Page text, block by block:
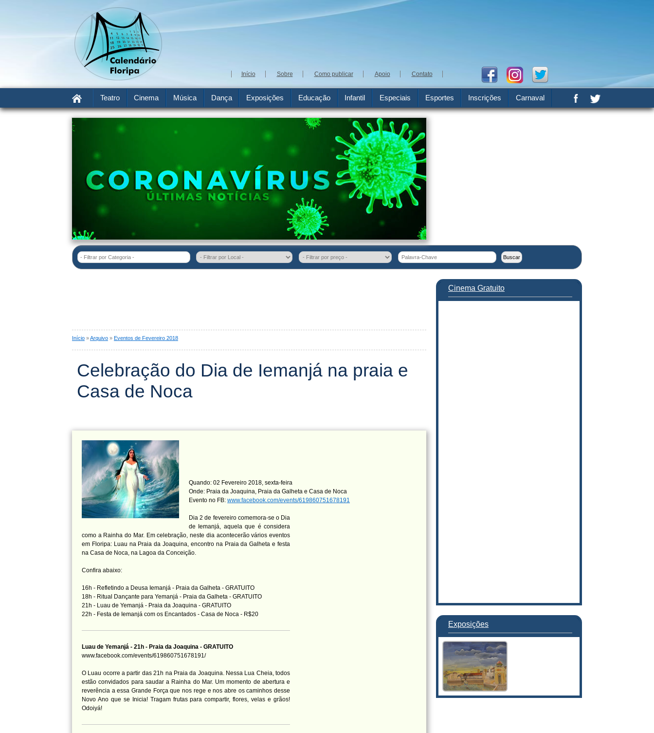
Início Sobre Como publicar Apoio Contato
Teatro Cinema Música Dança Exposições Educação Infantil Especiais Esportes Inscrições Carnaval
- Filtrar por Categoria -
Início »Arquivo » Eventos de Fevereiro 2018
Celebração do Dia de Iemanjá na praia e
Casa de Noca
Quando: 02 Fevereiro 2018, sexta-feira
Onde: Praia da Joaquina, Praia da Galheta e Casa de Noca
Evento no FB: www.facebook.com/events/619860751678191
Dia 2 de fevereiro comemora-se o Dia
de Iemanjá, aquela que é considera
como a Rainha do Mar. Em celebração, neste dia acontecerão vários eventos
em Floripa: Luau na Praia da Joaquina, encontro na Praia da Galheta e festa
na Casa de Noca, na Lagoa da Conceição.
Confira abaixo:
16h - Refletindo a Deusa Iemanjá - Praia da Galheta - GRATUITO
18h - Ritual Dançante para Yemanjá - Praia da Galheta - GRATUITO
21h - Luau de Yemanjá - Praia da Joaquina - GRATUITO
22h - Festa de Iemanjá com os Encantados - Casa de Noca - R$20
Luau de Yemanjá - 21h - Praia da Joaquina - GRATUITO
www.facebook.com/events/619860751678191/
O Luau ocorre a partir das 21h na Praia da Joaquina. Nessa Lua Cheia, todos
estão convidados para saudar a Rainha do Mar. Um momento de abertura e
reverência a essa Grande Força que nos rege e nos abre os caminhos desse
Novo Ano que se Inicia! Tragam frutas para compartir, flores, velas e grãos!
Odoiyá!
Cinema Gratuito
Exposições